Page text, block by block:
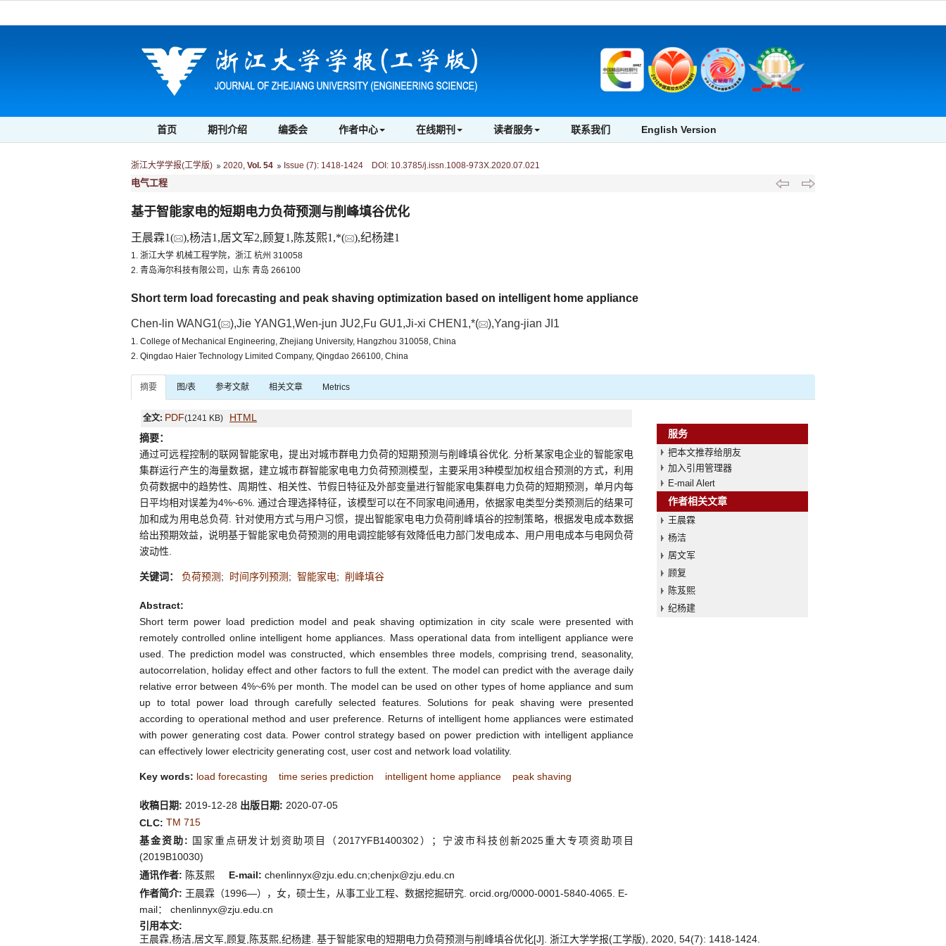
首页 期刊介绍 编委会 作者中心 在线期刊 读者服务 联系我们 English Version
浙江大学学报(工学版) 2020, Vol. 54 Issue (7): 1418-1424 DOI: 10.3785/j.issn.1008-973X.2020.07.021
电气工程
基于智能家电的短期电力负荷预测与削峰填谷优化
王晨霖1( ),杨洁1,居文军2,顾复1,陈芨熙1,*( ),纪杨建1
1. 浙江大学 机械工程学院，浙江 杭州 310058
2. 青岛海尔科技有限公司，山东 青岛 266100
Short term load forecasting and peak shaving optimization based on intelligent home appliance
Chen-lin WANG1( ),Jie YANG1,Wen-jun JU2,Fu GU1,Ji-xi CHEN1,*( ),Yang-jian JI1
1. College of Mechanical Engineering, Zhejiang University, Hangzhou 310058, China
2. Qingdao Haier Technology Limited Company, Qingdao 266100, China
摘要 图/表 参考文献 相关文章 Metrics
全文: PDF(1241 KB) HTML
摘要：
通过可远程控制的联网智能家电，提出对城市群电力负荷的短期预测与削峰填谷优化. 分析某家电企业的智能家电
集群运行产生的海量数据，建立城市群智能家电电力负荷预测模型，主要采用3种模型加权组合预测的方式，利用
负荷数据中的趋势性、周期性、相关性、节假日特征及外部变量进行智能家电集群电力负荷的短期预测，单月内每
日平均相对误差为4%~6%. 通过合理选择特征，该模型可以在不同家电间通用，依据家电类型分类预测后的结果可
加和成为用电总负荷. 针对使用方式与用户习惯，提出智能家电电力负荷削峰填谷的控制策略，根据发电成本数据
给出预期效益，说明基于智能家电负荷预测的用电调控能够有效降低电力部门发电成本、用户用电成本与电网负荷
波动性.
关键词： 负荷预测 ; 时间序列预测 ; 智能家电; 削峰填谷
Abstract:
Short term power load prediction model and peak shaving optimization in city scale were presented with
remotely controlled online intelligent home appliances. Mass operational data from intelligent appliance were
used. The prediction model was constructed, which ensembles three models, comprising trend, seasonality,
autocorrelation, holiday effect and other factors to full the extent. The model can predict with the average daily
relative error between 4%~6% per month. The model can be used on other types of home appliance and sum
up to total power load through carefully selected features. Solutions for peak shaving were presented
according to operational method and user preference. Returns of intelligent home appliances were estimated
with power generating cost data. Power control strategy based on power prediction with intelligent appliance
can effectively lower electricity generating cost, user cost and network load volatility.
Key words: load forecasting time series prediction intelligent home appliance peak shaving
收稿日期: 2019-12-28 出版日期: 2020-07-05
CLC: TM 715
基金资助: 国家重点研发计划资助项目（2017YFB1400302）；宁波市科技创新2025重大专项资助项目
(2019B10030)
通讯作者: 陈芨熙 E-mail: chenlinnyx@zju.edu.cn;chenjx@zju.edu.cn
作者简介: 王晨霖（1996—），女，硕士生，从事工业工程、数据挖掘研究. orcid.org/0000-0001-5840-4065. E-
mail： chenlinnyx@zju.edu.cn
服务
把本文推荐给朋友
加入引用管理器
E-mail Alert
作者相关文章
王晨霖
杨洁
居文军
顾复
陈芨熙
纪杨建
引用本文:
王晨霖,杨洁,居文军,顾复,陈芨熙,纪杨建. 基于智能家电的短期电力负荷预测与削峰填谷优化[J]. 浙江大学学报(工学版), 2020, 54(7): 1418-1424.